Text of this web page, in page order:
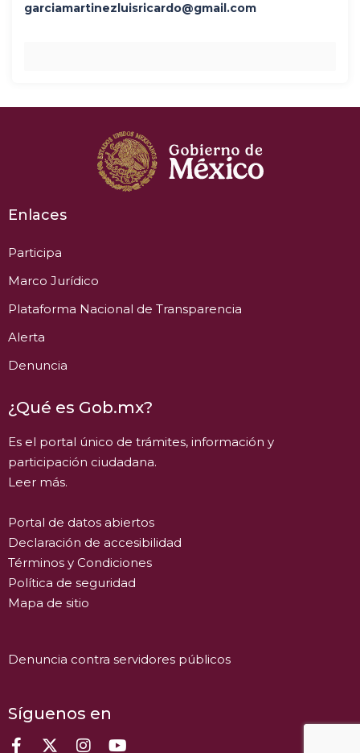
garciamartinezluisricardo@gmail.com
Enlaces
Participa
Marco Jurídico
Plataforma Nacional de Transparencia
Alerta
Denuncia
¿Qué es Gob.mx?
Es el portal único de trámites, información y
participación ciudadana.
Leer más.
Portal de datos abiertos
Declaración de accesibilidad
Términos y Condiciones
Política de seguridad
Mapa de sitio
Denuncia contra servidores públicos
Síguenos en